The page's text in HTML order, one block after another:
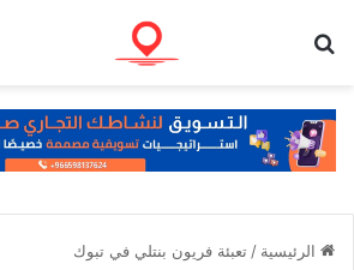
الرئيسية / تعبئة فريون بنتلي في تبوك